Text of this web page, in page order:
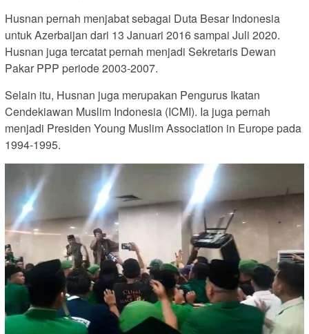
Husnan pernah menjabat sebagai Duta Besar Indonesia
untuk Azerbaijan dari 13 Januari 2016 sampai Juli 2020.
Husnan juga tercatat pernah menjadi Sekretaris Dewan
Pakar PPP periode 2003-2007.
Selain itu, Husnan juga merupakan Pengurus Ikatan
Cendekiawan Muslim Indonesia (ICMI). Ia juga pernah
menjadi Presiden Young Muslim Association in Europe pada
1994-1995.